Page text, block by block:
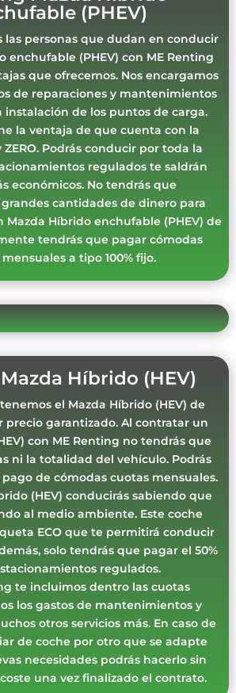
(PHEV)
las personas que dudan en conducir
enchufable (PHEV) con ME Renting
que ofrecemos. Nos encargamos
de reparaciones y mantenimientos
instalación de los puntos de carga.
la ventaja de que cuenta con la
Podrás conducir por toda la
regulados te saldrán
económicos. No tendrás que
cantidades de dinero para
Híbrido enchufable (PHEV) de
tendrás que pagar cómodas
a tipo 100% fijo.
Híbrido (HEV)
el Mazda Híbrido (HEV) de
precio garantizado. Al contratar un
con ME Renting no tendrás que
ni la totalidad del vehículo. Podrás
de cómodas cuotas mensuales.
(HEV) conducirás sabiendo que
al medio ambiente. Este coche
ECO que te permitirá conducir
solo tendrás que pagar el 50%
regulados.
te incluimos dentro las cuotas
los gastos de mantenimientos y
otros servicios más. En caso de
de coche por otro que se adapte
necesidades podrás hacerlo sin
una vez finalizado el contrato.